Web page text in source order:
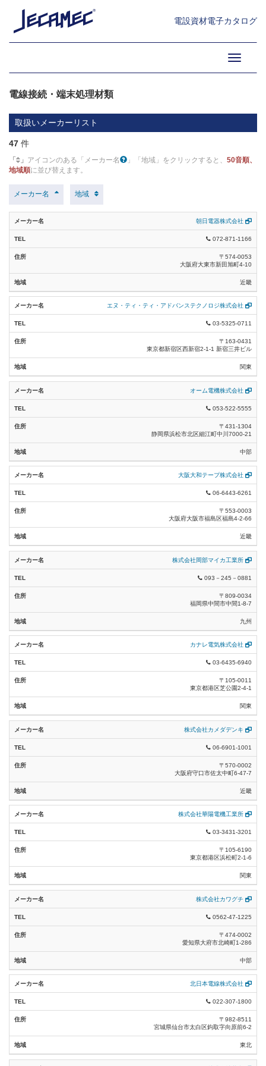
電設資材電子カタログ
Toggle
エコ光ケーブル類 (2)
直線・分岐接続材料 6.6kV (4)
直線・分岐接続材料 15kV (2)
直線・分岐接続材料 22kV (2)
端末処理材料 低圧 (5)
端末処理材料 6.6kV (4)
端末処理材料 15kV (2)
端末処理材料 22kV (3)
通信・接続・成端処理材料 (7)
端末・接続部品、絶縁材料 (17)
端子・スリーブ類 (13)
電線・光ケーブル器材・加工、検査機器具
絶縁端子キャップ (2)
端末処理材料 高圧 (1)
バスダクト類 (7)
ヒーティング類 (18)
キーワード検索
※カタカナで検索する場合は、全角でお願いします。
※半角カタカナでは検索できません。
電線接続・端末処理材類
取扱いメーカーリスト
47 件
「 」 アイコンのある「メーカー名 」「地域」をクリックすると、 50音順、
地域順に並び替えます。
メーカー名 地域
朝日電器株式会社
072-871-1166
〒574-0053
大阪府大東市新田旭町4-10
近畿
エヌ・ティ・ティ・アドバンステクノロジ株式会社
03-5325-0711
〒163-0431
東京都新宿区西新宿2-1-1 新宿三井ビル
関東
オーム電機株式会社
053-522-5555
〒431-1304
静岡県浜松市北区細江町中川7000-21
中部
大阪大和テープ株式会社
06-6443-6261
〒553-0003
大阪府大阪市福島区福島4-2-66
近畿
株式会社岡部マイカ工業所
093－245－0881
〒809-0034
福岡県中間市中間1-8-7
九州
カナレ電気株式会社
03-6435-6940
〒105-0011
東京都港区芝公園2-4-1
関東
株式会社カメダデンキ
06-6901-1001
〒570-0002
大阪府守口市佐太中町6-47-7
近畿
株式会社華陽電機工業所
03-3431-3201
〒105-6190
東京都港区浜松町2-1-6
関東
株式会社カワグチ
0562-47-1225
〒474-0002
愛知県大府市北崎町1-286
中部
北日本電線株式会社
022-307-1800
〒982-8511
宮城県仙台市太白区鈎取字向原前6-2
東北
裸電線類 (11)
コード類 (36)
耐火ケーブル類 (4)
補償電線類 (7)
警報用電線類 (8)
耐熱電線類 (8)
通信ケーブル類 (19)
UTPケーブル類 (17)
フラットケーブル類 (4)